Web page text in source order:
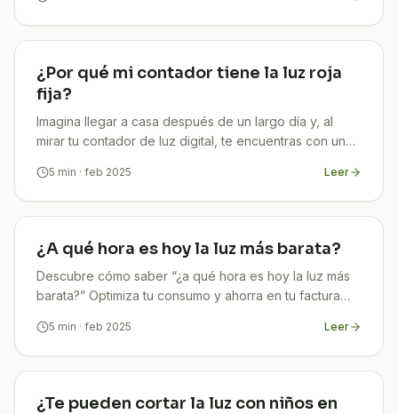
¡Infórmate!
¿Por qué mi contador tiene la luz roja
fija?
Imagina llegar a casa después de un largo día y, al
mirar tu contador de luz digital, te encuentras con una
5 min · feb 2025 Leer
¿A qué hora es hoy la luz más barata?
Descubre cómo saber “¿a qué hora es hoy la luz más
barata?” Optimiza tu consumo y ahorra en tu factura
5 min · feb 2025 Leer
¿Te pueden cortar la luz con niños en